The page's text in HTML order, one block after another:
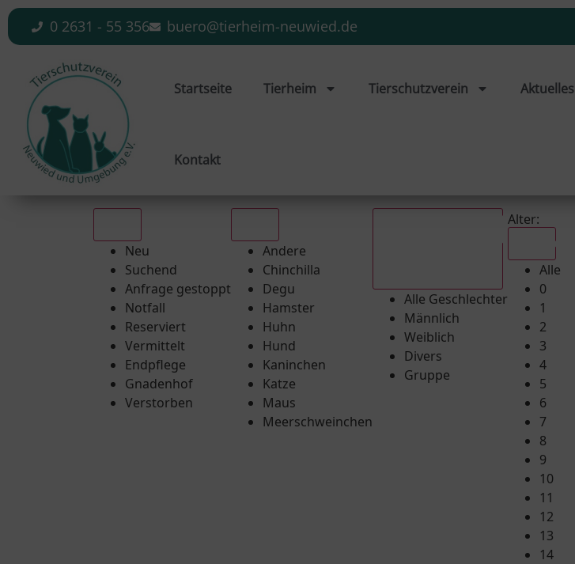
0 2631 - 55 356 buero@tierheim-neuwied.de
Startseite Tierheim Tierschutzverein Aktuelles
Kontakt
Neu
Suchend
Anfrage gestoppt
Notfall
Reserviert
Vermittelt
Endpflege
Gnadenhof
Verstorben
Andere
Chinchilla
Degu
Hamster
Huhn
Hund
Kaninchen
Katze
Maus
Meerschweinchen
Alle Geschlechter
Männlich
Weiblich
Divers
Gruppe
Alter:
Alle
0
1
2
3
4
5
6
7
8
9
10
11
12
13
14